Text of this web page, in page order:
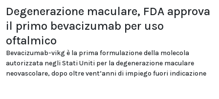
Degenerazione maculare, FDA approva
il primo bevacizumab per uso
oftalmico
Bevacizumab-vikg è la prima formulazione della molecola
autorizzata negli Stati Uniti per la degenerazione maculare
neovascolare, dopo oltre vent’anni di impiego fuori indicazione